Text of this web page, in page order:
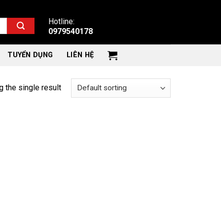
Hotline:
0979540178
TUYỂN DỤNG LIÊN HỆ
the single result